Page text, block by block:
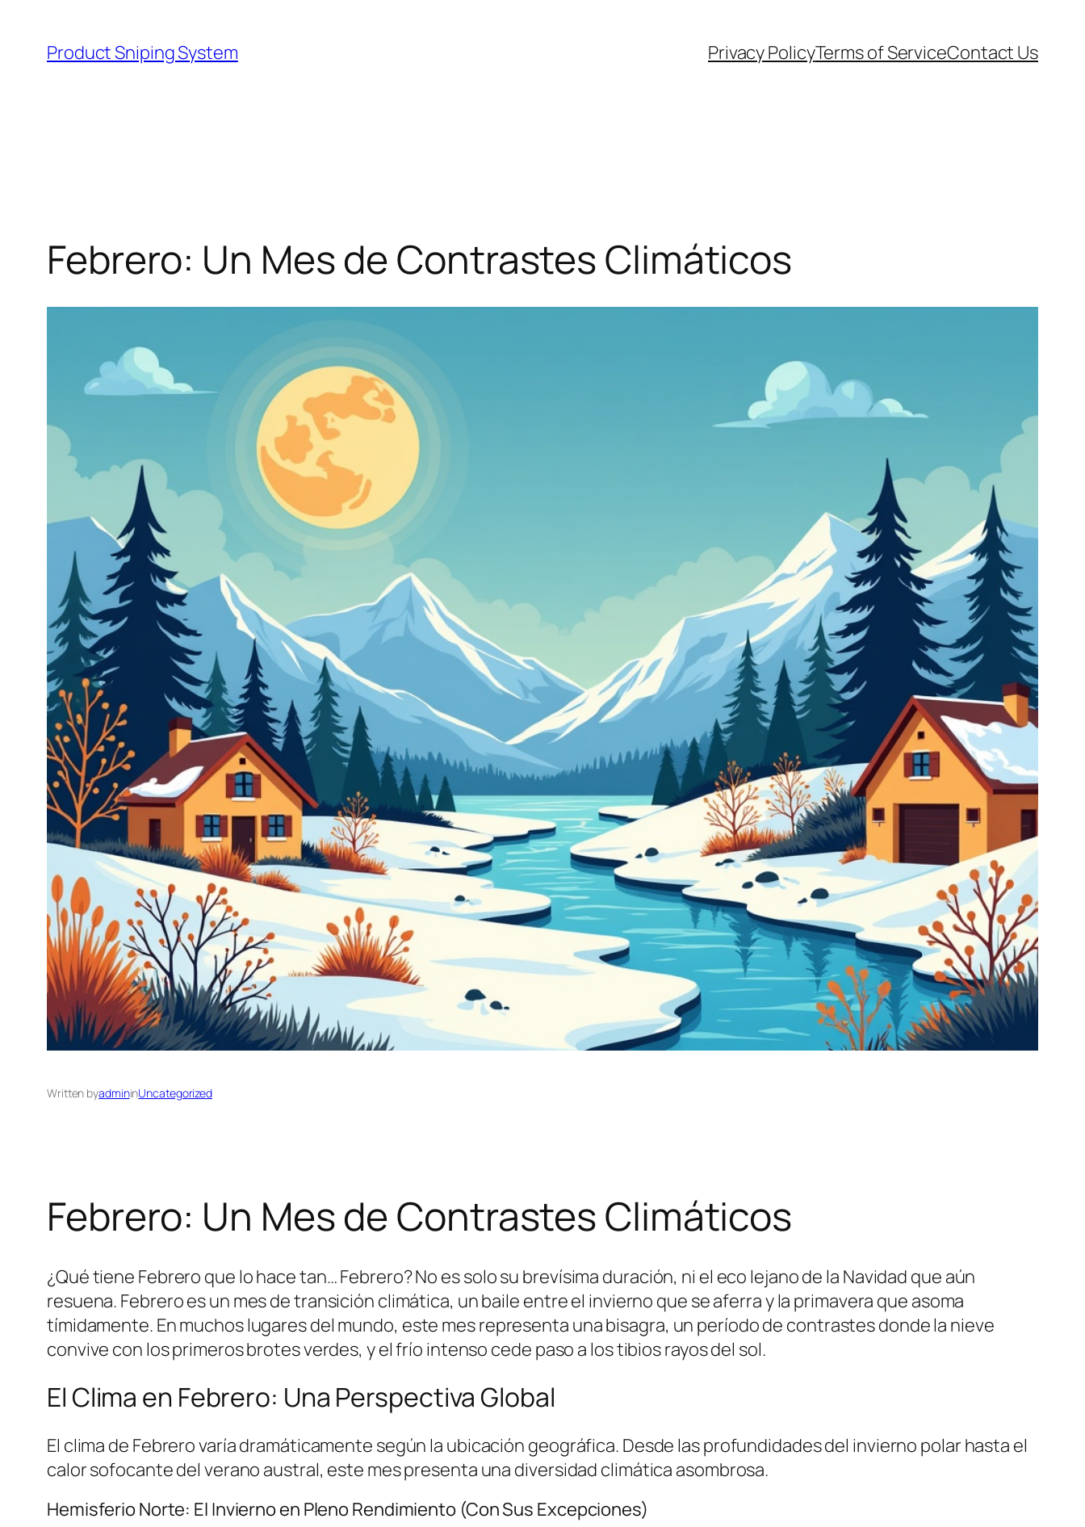
content
Product Sniping System Privacy PolicyTerms of ServiceContact Us
Febrero: Un Mes de Contrastes Climáticos
Written byadmininUncategorized
Febrero: Un Mes de Contrastes Climáticos
¿Qué tiene Febrero que lo hace tan… Febrero? No es solo su brevísima duración, ni el eco lejano de la Navidad que aún
resuena. Febrero es un mes de transición climática, un baile entre el invierno que se aferra y la primavera que asoma
tímidamente. En muchos lugares del mundo, este mes representa una bisagra, un período de contrastes donde la nieve
convive con los primeros brotes verdes, y el frío intenso cede paso a los tibios rayos del sol.
El Clima en Febrero: Una Perspectiva Global
El clima de Febrero varía dramáticamente según la ubicación geográfica. Desde las profundidades del invierno polar hasta el
calor sofocante del verano austral, este mes presenta una diversidad climática asombrosa.
Hemisferio Norte: El Invierno en Pleno Rendimiento (Con Sus Excepciones)